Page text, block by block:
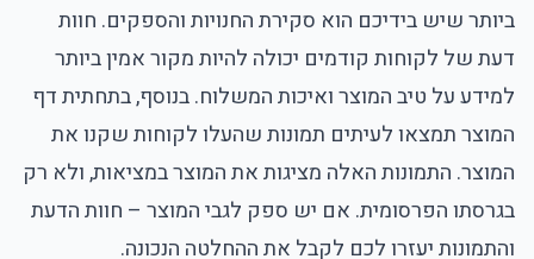
ביותר שיש בידיכם הוא סקירת החנויות והספקים. חוות
דעת של לקוחות קודמים יכולה להיות מקור אמין ביותר
למידע על טיב המוצר ואיכות המשלוח. בנוסף, בתחתית דף
המוצר תמצאו לעיתים תמונות שהעלו לקוחות שקנו את
המוצר. התמונות האלה מציגות את המוצר במציאות, ולא רק
בגרסתו הפרסומית. אם יש ספק לגבי המוצר – חוות הדעת
והתמונות יעזרו לכם לקבל את ההחלטה הנכונה.